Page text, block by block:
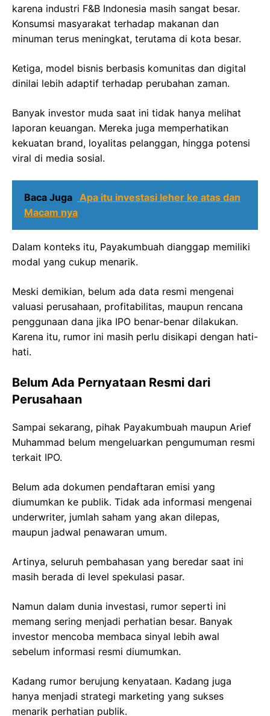
karena industri F&B Indonesia masih sangat besar.
Konsumsi masyarakat terhadap makanan dan
minuman terus meningkat, terutama di kota besar.
Ketiga, model bisnis berbasis komunitas dan digital
dinilai lebih adaptif terhadap perubahan zaman.
Banyak investor muda saat ini tidak hanya melihat
laporan keuangan. Mereka juga memperhatikan
kekuatan brand, loyalitas pelanggan, hingga potensi
viral di media sosial.
Baca Juga
Apa itu investasi leher ke atas dan
Macam nya
Dalam konteks itu, Payakumbuah dianggap memiliki
modal yang cukup menarik.
Meski demikian, belum ada data resmi mengenai
valuasi perusahaan, profitabilitas, maupun rencana
penggunaan dana jika IPO benar-benar dilakukan.
Karena itu, rumor ini masih perlu disikapi dengan hati-
hati.
Belum Ada Pernyataan Resmi dari
Perusahaan
Sampai sekarang, pihak Payakumbuah maupun Arief
Muhammad belum mengeluarkan pengumuman resmi
terkait IPO.
Belum ada dokumen pendaftaran emisi yang
diumumkan ke publik. Tidak ada informasi mengenai
underwriter, jumlah saham yang akan dilepas,
maupun jadwal penawaran umum.
Artinya, seluruh pembahasan yang beredar saat ini
masih berada di level spekulasi pasar.
Namun dalam dunia investasi, rumor seperti ini
memang sering menjadi perhatian besar. Banyak
investor mencoba membaca sinyal lebih awal
sebelum informasi resmi diumumkan.
Kadang rumor berujung kenyataan. Kadang juga
hanya menjadi strategi marketing yang sukses
menarik perhatian publik.